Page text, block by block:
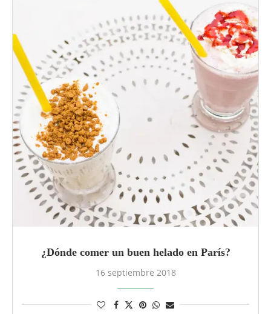
¿Dónde comer un buen helado en París?
16 septiembre 2018